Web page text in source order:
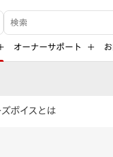
検索キーワード入力
オーナーサポート
ボイスとは